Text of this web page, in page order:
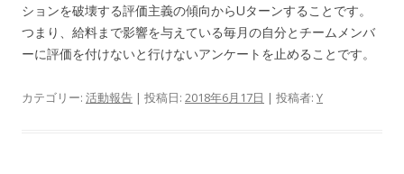
ションを破壊する評価主義の傾向からUターンすることです。
つまり、給料まで影響を与えている毎月の自分とチームメンバ
ーに評価を付けないと行けないアンケートを止めることです。
カテゴリー: 活動報告 | 投稿日: 2018年6月17日 | 投稿者: Y